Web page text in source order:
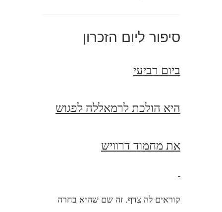
סיפור ליום הזכרון
ביום רביעי
היא הולכת לרמאללה לפגוש
את מחמוד דרוויש
קוראים לה צדף. זה שם שהיא בחרה